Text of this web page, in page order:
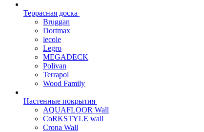
Террасная доска
Bruggan
Dortmax
lecole
Legro
MEGADECK
Polivan
Terrapol
Wood Family
Настенные покрытия
AQUAFLOOR Wall
CoRKSTYLE wall
Crona Wall